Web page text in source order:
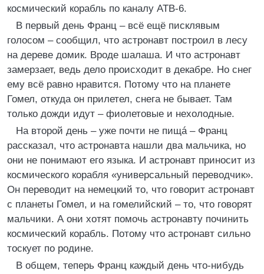
космический корабль по каналу АТВ-6.
В первый день Франц – всё ещё писклявым
голосом – сообщил, что астронавт построил в лесу
на дереве домик. Вроде шалаша. И что астронавт
замерзает, ведь дело происходит в декабре. Но снег
ему всё равно нравится. Потому что на планете
Гомел, откуда он прилетел, снега не бывает. Там
только дожди идут – фиолетовые и нехолодные.
На второй день – уже почти не пищá – Франц
рассказал, что астронавта нашли два мальчика, но
они не понимают его языка. И астронавт приносит из
космического корабля «универсальный переводчик».
Он переводит на немецкий то, что говорит астронавт
с планеты Гомел, и на гомелийский – то, что говорят
мальчики. А они хотят помочь астронавту починить
космический корабль. Потому что астронавт сильно
тоскует по родине.
В общем, теперь Франц каждый день что-нибудь